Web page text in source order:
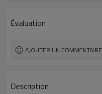
Évaluation
AJOUTER UN COMMENTAIRE
Description